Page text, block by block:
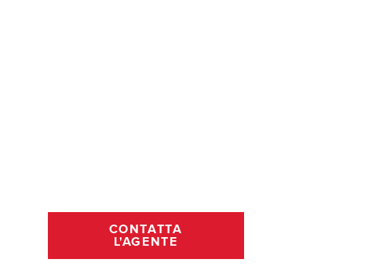
CONTATTA
L'AGENTE